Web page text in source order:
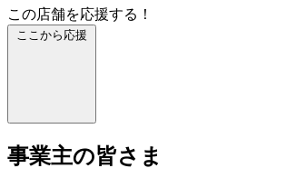
この店舗を応援する！
ここから応援
事業主の皆さま